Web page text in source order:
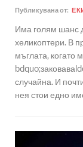
Публикувана от:
Има голям шанс
хеликоптери. В
мъглата, когато
случайна. И
нея стои едно